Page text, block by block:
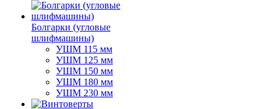
Болгарки (угловые
шлифмашины)
УШМ 115 мм
УШМ 125 мм
УШМ 150 мм
УШМ 180 мм
УШМ 230 мм